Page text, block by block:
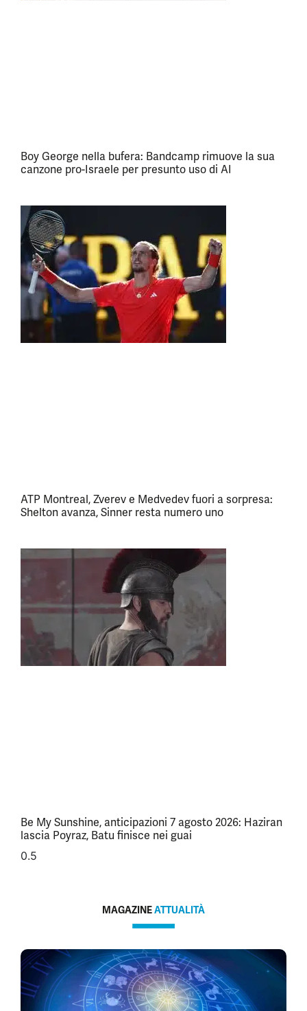
Boy George nella bufera: Bandcamp rimuove la sua
canzone pro-Israele per presunto uso di AI
ATP Montreal, Zverev e Medvedev fuori a sorpresa:
Shelton avanza, Sinner resta numero uno
Be My Sunshine, anticipazioni 7 agosto 2026: Haziran
lascia Poyraz, Batu finisce nei guai
MAGAZINEATTUALITÀ